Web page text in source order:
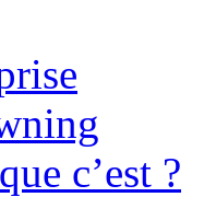
c’est ?